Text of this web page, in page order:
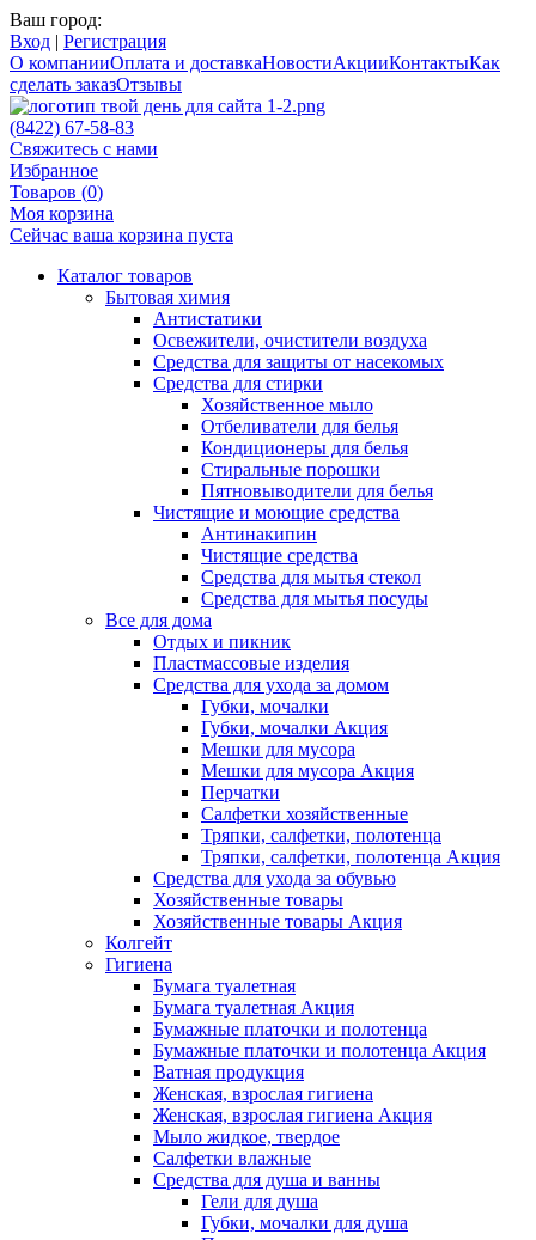
Ваш город:
Вход | Регистрация
О компанииОплата и доставкаНовостиАкцииКонтактыКак
сделать заказОтзывы
(8422) 67-58-83
Свяжитесь с нами
Избранное
Товаров (0)
Моя корзина
Сейчас ваша корзина пуста
Каталог товаров
Бытовая химия
Антистатики
Освежители, очистители воздуха
Средства для защиты от насекомых
Средства для стирки
Хозяйственное мыло
Отбеливатели для белья
Кондиционеры для белья
Стиральные порошки
Пятновыводители для белья
Чистящие и моющие средства
Антинакипин
Чистящие средства
Средства для мытья стекол
Средства для мытья посуды
Все для дома
Отдых и пикник
Пластмассовые изделия
Средства для ухода за домом
Губки, мочалки
Губки, мочалки Акция
Мешки для мусора
Мешки для мусора Акция
Перчатки
Салфетки хозяйственные
Тряпки, салфетки, полотенца
Тряпки, салфетки, полотенца Акция
Средства для ухода за обувью
Хозяйственные товары
Хозяйственные товары Акция
Колгейт
Гигиена
Бумага туалетная
Бумага туалетная Акция
Бумажные платочки и полотенца
Бумажные платочки и полотенца Акция
Ватная продукция
Женская, взрослая гигиена
Женская, взрослая гигиена Акция
Мыло жидкое, твердое
Салфетки влажные
Средства для душа и ванны
Гели для душа
Губки, мочалки для душа